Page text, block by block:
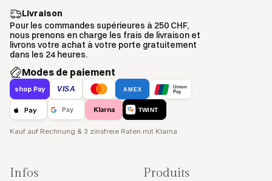
Livraison
Pour les commandes supérieures à 250 CHF,
nous prenons en charge les frais de livraison et
livrons votre achat à votre porte gratuitement
dans les 24 heures.
Modes de paiement
shop Pay VISA AMEX
Union
Pay
Pay Pay Klarna TWINT
Kauf auf Rechnung & 3 zinsfreie Raten mit Klarna
Infos Produits